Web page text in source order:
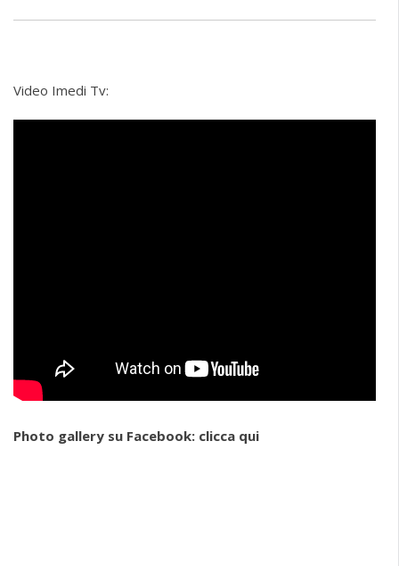
Video Imedi Tv:
Photo gallery su Facebook: clicca qui